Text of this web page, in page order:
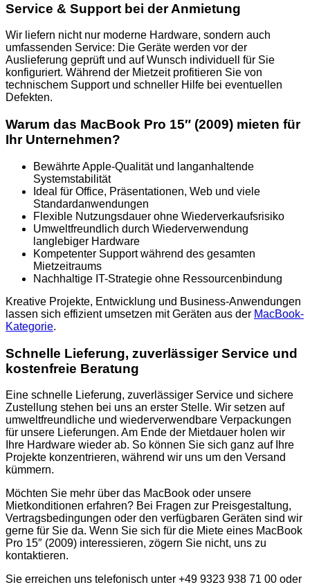
Service & Support bei der Anmietung
Wir liefern nicht nur moderne Hardware, sondern auch
umfassenden Service: Die Geräte werden vor der
Auslieferung geprüft und auf Wunsch individuell für Sie
konfiguriert. Während der Mietzeit profitieren Sie von
technischem Support und schneller Hilfe bei eventuellen
Defekten.
Warum das MacBook Pro 15″ (2009) mieten für
Ihr Unternehmen?
Bewährte Apple-Qualität und langanhaltende
Systemstabilität
Ideal für Office, Präsentationen, Web und viele
Standardanwendungen
Flexible Nutzungsdauer ohne Wiederverkaufsrisiko
Umweltfreundlich durch Wiederverwendung
langlebiger Hardware
Kompetenter Support während des gesamten
Mietzeitraums
Nachhaltige IT-Strategie ohne Ressourcenbindung
Kreative Projekte, Entwicklung und Business-Anwendungen
lassen sich effizient umsetzen mit Geräten aus der MacBook-
Kategorie.
Schnelle Lieferung, zuverlässiger Service und
kostenfreie Beratung
Eine schnelle Lieferung, zuverlässiger Service und sichere
Zustellung stehen bei uns an erster Stelle. Wir setzen auf
umweltfreundliche und wiederverwendbare Verpackungen
für unsere Lieferungen. Am Ende der Mietdauer holen wir
Ihre Hardware wieder ab. So können Sie sich ganz auf Ihre
Projekte konzentrieren, während wir uns um den Versand
kümmern.
Möchten Sie mehr über das MacBook oder unsere
Mietkonditionen erfahren? Bei Fragen zur Preisgestaltung,
Vertragsbedingungen oder den verfügbaren Geräten sind wir
gerne für Sie da. Wenn Sie sich für die Miete eines MacBook
Pro 15″ (2009) interessieren, zögern Sie nicht, uns zu
kontaktieren.
Sie erreichen uns telefonisch unter +49 9323 938 71 00 oder